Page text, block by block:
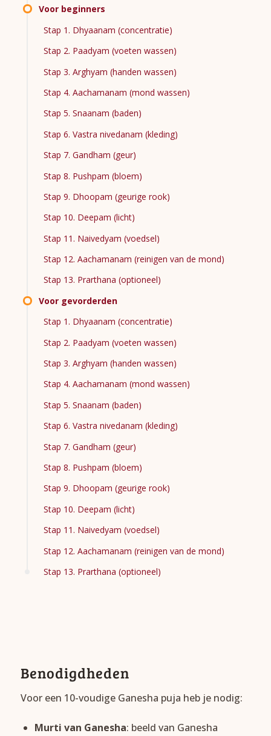
Benodigdheden
Voor een 10-voudige Ganesha puja heb je nodig:
Murti van Ganesha: beeld van Ganesha
Voor beginners
Stap 1. Dhyaanam (concentratie)
Stap 2. Paadyam (voeten wassen)
Stap 3. Arghyam (handen wassen)
Stap 4. Aachamanam (mond wassen)
Stap 5. Snaanam (baden)
Stap 6. Vastra nivedanam (kleding)
Stap 7. Gandham (geur)
Stap 8. Pushpam (bloem)
Stap 9. Dhoopam (geurige rook)
Stap 10. Deepam (licht)
Stap 11. Naivedyam (voedsel)
Stap 12. Aachamanam (reinigen van de mond)
Stap 13. Prarthana (optioneel)
Voor gevorderden
Stap 1. Dhyaanam (concentratie)
Stap 2. Paadyam (voeten wassen)
Stap 3. Arghyam (handen wassen)
Stap 4. Aachamanam (mond wassen)
Stap 5. Snaanam (baden)
Stap 6. Vastra nivedanam (kleding)
Stap 7. Gandham (geur)
Stap 8. Pushpam (bloem)
Stap 9. Dhoopam (geurige rook)
Stap 10. Deepam (licht)
Stap 11. Naivedyam (voedsel)
Stap 12. Aachamanam (reinigen van de mond)
Stap 13. Prarthana (optioneel)